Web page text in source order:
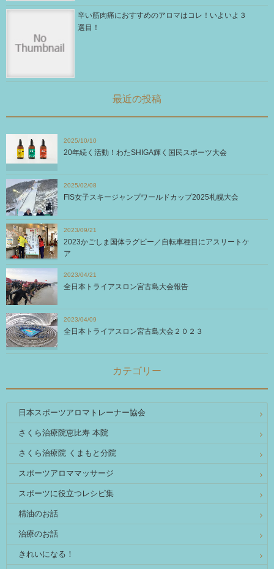
辛い筋肉痛におすすめのアロマはコレ！いよいよ３
選目！
最近の投稿
2025/10/10
20年続く活動！わたSHIGA輝く国民スポーツ大会
2025/02/08
FIS女子スキージャンプワールドカップ2025札幌大会
2023/09/21
2023かごしま国体ラグビー／自転車種目にアスリートケ
ア
2023/04/21
全日本トライアスロン宮古島大会報告
2023/04/09
全日本トライアスロン宮古島大会２０２３
カテゴリー
日本スポーツアロマトレーナー協会
さくら治療院恵比寿 本院
さくら治療院 くまもと分院
スポーツアロママッサージ
スポーツに役立つレシピ集
精油のお話
治療のお話
きれいになる！